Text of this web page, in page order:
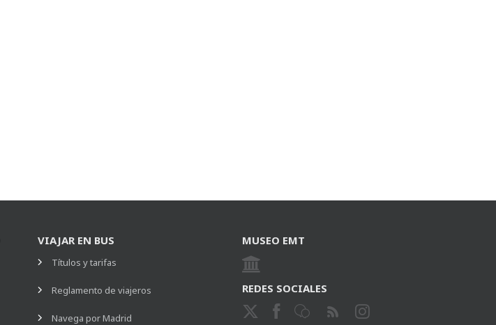
VIAJAR EN BUS
Títulos y tarifas
Reglamento de viajeros
Navega por Madrid
MUSEO EMT
REDES SOCIALES